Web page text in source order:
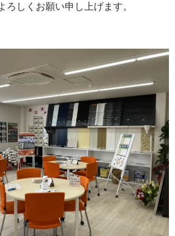
ろしくお願い申し上げます。